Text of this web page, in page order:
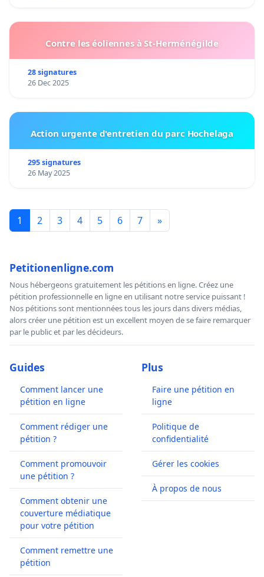
Contre les éoliennes à St-Herménégilde
28 signatures
26 Dec 2025
Action urgente d'entretien du parc Hochelaga
295 signatures
26 May 2025
1 2 3 4 5 6 7 »
Petitionenligne.com
Nous hébergeons gratuitement les pétitions en ligne. Créez une
pétition professionnelle en ligne en utilisant notre service puissant !
Nos pétitions sont mentionnées tous les jours dans divers médias,
alors créer une pétition est un excellent moyen de se faire remarquer
par le public et par les décideurs.
Guides
Comment lancer une
pétition en ligne
Comment rédiger une
pétition ?
Comment promouvoir
une pétition ?
Comment obtenir une
couverture médiatique
pour votre pétition
Comment remettre une
pétition
Plus
Faire une pétition en
ligne
Politique de
confidentialité
Gérer les cookies
À propos de nous